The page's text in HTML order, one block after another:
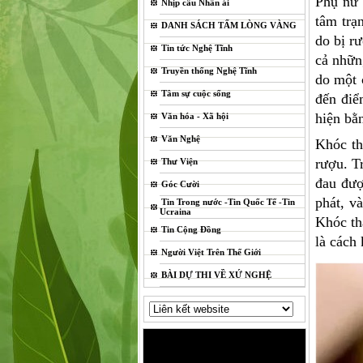
Nhịp cầu Nhân ái
DANH SÁCH TẤM LÒNG VÀNG
Tin tức Nghệ Tĩnh
Truyền thống Nghệ Tĩnh
Tâm sự cuộc sống
Văn hóa - Xã hội
Văn Nghệ
Thư Viện
Góc Cười
Tin Trong nước -Tin Quốc Tế -Tin
Ucraina
Tin Cộng Đồng
Người Việt Trên Thế Giới
BÀI DỰ THI VỀ XỨ NGHỆ
tâm
do bị
cả
do một
đến
hiện
Khóc
rượu.
đau
phát,
Khóc
là cách